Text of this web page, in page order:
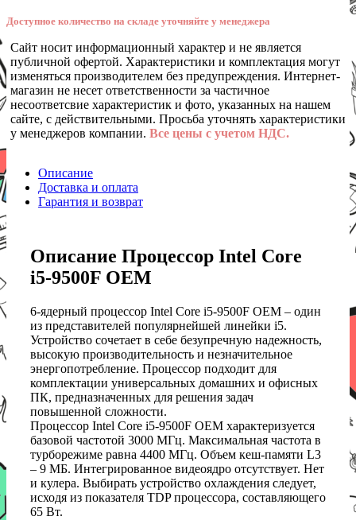
Доступное количество на складе уточняйте у менеджера
Сайт носит информационный характер и не является
публичной офертой. Характеристики и комплектация могут
изменяться производителем без предупреждения. Интернет-
магазин не несет ответственности за частичное
несоответсвие характеристик и фото, указанных на нашем
сайте, с действительными. Просьба уточнять характеристики
у менеджеров компании. Все цены с учетом НДС.
Описание
Доставка и оплата
Гарантия и возврат
Описание Процессор Intel Core
i5-9500F OEM
6-ядерный процессор Intel Core i5-9500F OEM – один
из представителей популярнейшей линейки i5.
Устройство сочетает в себе безупречную надежность,
высокую производительность и незначительное
энергопотребление. Процессор подходит для
комплектации универсальных домашних и офисных
ПК, предназначенных для решения задач
повышенной сложности.
Процессор Intel Core i5-9500F OEM характеризуется
базовой частотой 3000 МГц. Максимальная частота в
турборежиме равна 4400 МГц. Объем кеш-памяти L3
– 9 МБ. Интегрированное видеоядро отсутствует. Нет
и кулера. Выбирать устройство охлаждения следует,
исходя из показателя TDP процессора, составляющего
65 Вт.